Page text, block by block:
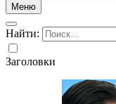
Меню
Найти:
Заголовки